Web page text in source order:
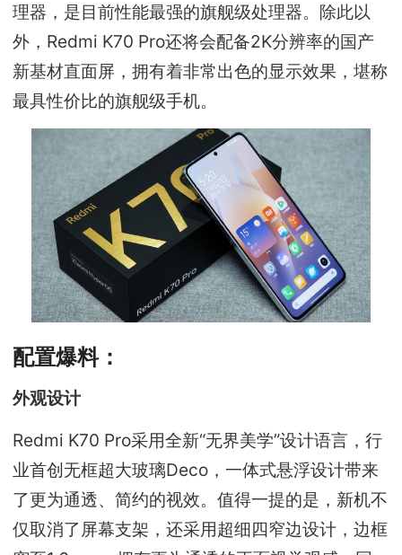
理器，是目前性能最强的旗舰级处理器。除此以
外，Redmi K70 Pro还将会配备2K分辨率的国产
新基材直面屏，拥有着非常出色的显示效果，堪称
最具性价比的旗舰级手机。
配置爆料：
外观设计
Redmi K70 Pro采用全新“无界美学”设计语言，行
业首创无框超大玻璃Deco，一体式悬浮设计带来
了更为通透、简约的视效。值得一提的是，新机不
仅取消了屏幕支架，还采用超细四窄边设计，边框